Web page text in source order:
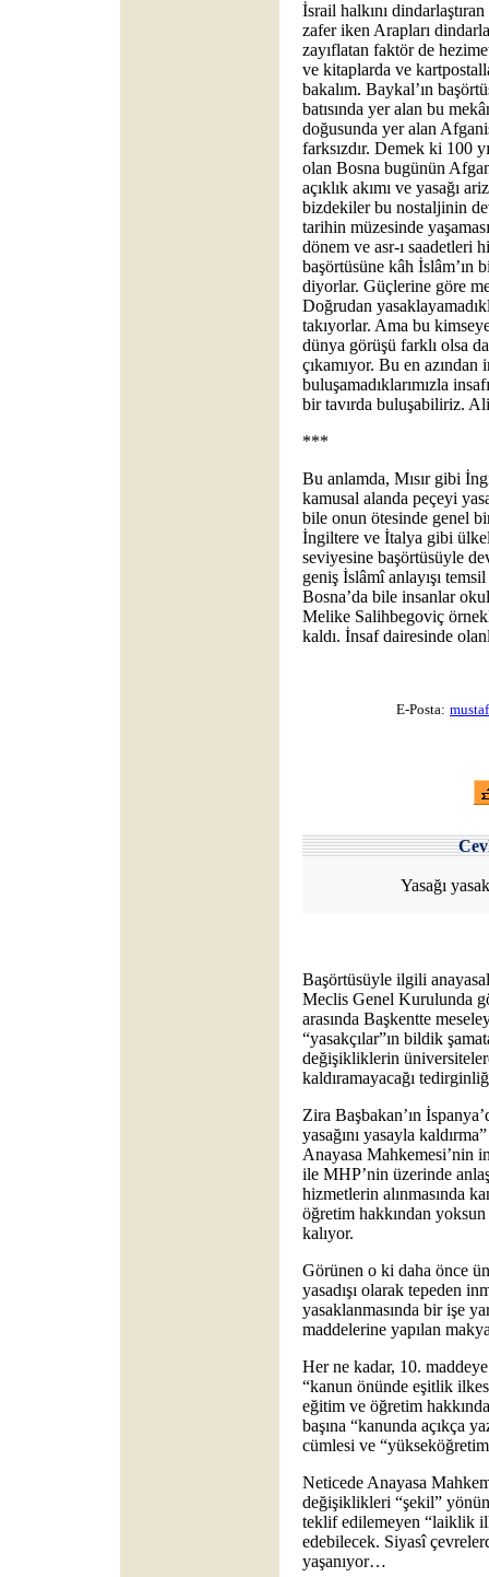
İsrail halkını
zafer iken Arapları
zayıflatan faktör de
ve kitaplarda ve
bakalım. Baykal’ın
batısında yer alan bu
doğusunda yer alan
farksızdır. Demek ki 100
olan Bosna bugünün
açıklık akımı ve yasağı
bizdekiler bu nostaljinin
tarihin müzesinde
dönem ve asr-ı saadetleri
başörtüsüne kâh İslâm’ın
diyorlar. Güçlerine göre
Doğrudan
takıyorlar. Ama bu
dünya görüşü farklı olsa
çıkamıyor. Bu en azından
buluşamadıklarımızla
bir tavırda buluşabiliriz.
***
Bu anlamda, Mısır gibi
kamusal alanda peçeyi
bile onun ötesinde genel
İngiltere ve İtalya gibi
seviyesine başörtüsüyle
geniş İslâmî anlayışı
Bosna’da bile insanlar
Melike Salihbegoviç
kaldı. İnsaf dairesinde
E-Posta:
Yasağı
Başörtüsüyle ilgili
Meclis Genel Kurulunda
arasında Başkentte
“yasakçılar”ın bildik
değişikliklerin
kaldıramayacağı
Zira Başbakan’ın
yasağını yasayla
Anayasa Mahkemesi’nin
ile MHP’nin üzerinde
hizmetlerin alınmasında
öğretim hakkından yoksun
kalıyor.
Görünen o ki daha önce
yasadışı olarak tepeden
yasaklanmasında bir işe
maddelerine yapılan
Her ne kadar, 10.
“kanun önünde eşitlik
eğitim ve öğretim
başına “kanunda açıkça
cümlesi ve
Neticede Anayasa
değişiklikleri “şekil”
teklif edilemeyen “laiklik
edebilecek. Siyasî
yaşanıyor…